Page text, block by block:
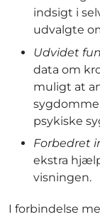
indsigt i
udvalgte
Udvidet
data om
muligt at
psykiske
Forbedret
ekstra
visningen.
I forbindelse